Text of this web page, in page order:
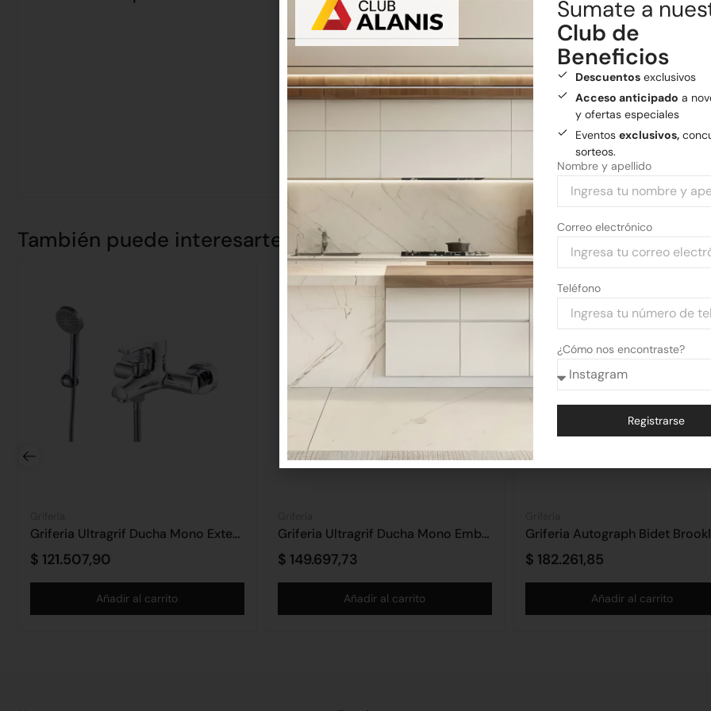
Envío gratis a
Medios de pago
Pagá tu compra con
También puede interesarte
Griferia Ultragrif Ducha Mono Exterior Argos
$ 121.507,90
Añadir al carrito
Griferia Ultragrif Ducha Mono Embutir Argos
$ 149.697,73
Añadir al carrito
$ 182.261,85
Añadir al carrito
Sumate a
Club de
Beneficios
Descuentosexclusivos
Acceso anticipado a
y ofertas especiales
Eventos exclusivos,
sorteos.
Nombre y apellido
Correo electrónico
Teléfono
¿Cómo nos encontraste?
Registrarse